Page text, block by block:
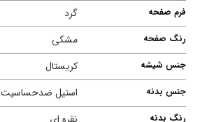
فرم صفحه گرد
رنگ صفحه مشکی
جنس شیشه کریستال
جنس بدنه استیل ضدحساسیت
رنگ بدنه